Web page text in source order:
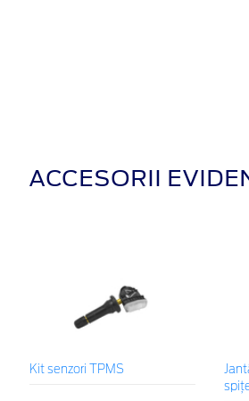
ACCESORII
Kit senzori TPMS